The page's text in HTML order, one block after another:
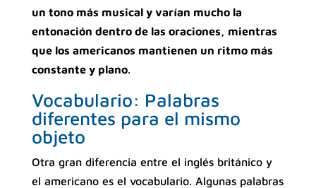
un tono más musical y varían mucho la
entonación dentro de las oraciones, mientras
que los americanos mantienen un ritmo más
constante y plano.
Vocabulario: Palabras
diferentes para el mismo
objeto
Otra gran diferencia entre el inglés británico y
el americano es el vocabulario. Algunas palabras